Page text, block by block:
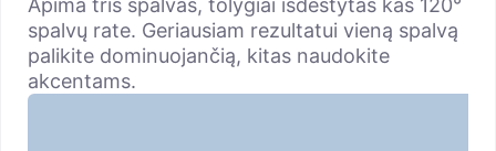
Apima tris spalvas, tolygiai išdėstytas kas 120°
spalvų rate. Geriausiam rezultatui vieną spalvą
palikite dominuojančią, kitas naudokite
akcentams.